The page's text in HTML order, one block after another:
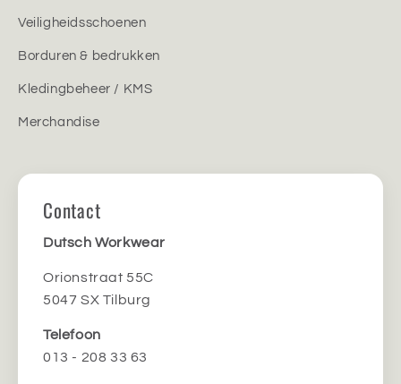
Veiligheidsschoenen
Borduren & bedrukken
Kledingbeheer / KMS
Merchandise
Contact
Dutsch Workwear
Orionstraat 55C
5047 SX Tilburg
Telefoon
013 - 208 33 63